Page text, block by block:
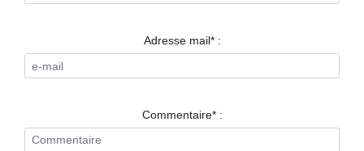
RESTAURANTS
NUIT
Adresse mail* :
Commentaire* :